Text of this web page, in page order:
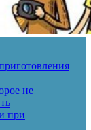
не
при